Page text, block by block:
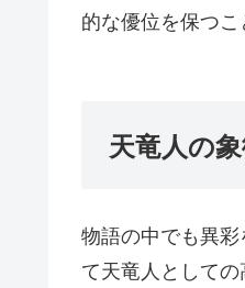
的な優位を保つこ
天竜人の
物語の中でも異
て天竜人として